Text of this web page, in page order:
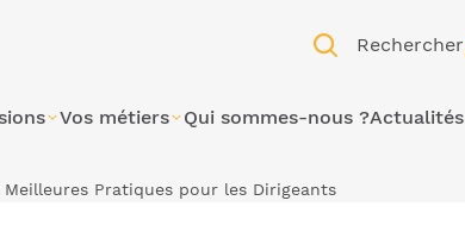
Rechercher
Vos métiers Qui sommes-nous ?Actualités
Pratiques pour les Dirigeants